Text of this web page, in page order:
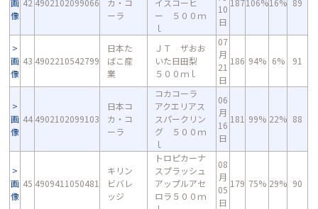
画
像
42 4902102099066
カ・コ
ーラ
イスコーヒ
ー ５００ｍ
ｌ
10
日
187106%16% 89
画
像
43 4902210542799
日本た
ばこ産
業
ＪＴ ザおお
いた日田梨
５００ｍｌ
07
月
21
日
186 94% 6% 91
画
像
44 4902102099103
日本コ
カ・コ
ーラ
コカコーラ
アクエリアス
スパークリン
グ ５００ｍ
ｌ
06
月
16
日
181 99% 22% 88
画
像
45 4909411050481
キリン
ビバレ
ッジ
トロピカーナ
スプラッシュ
アップルアセ
ロラ５００ｍ
08
月
05
日
179 75% 29% 90